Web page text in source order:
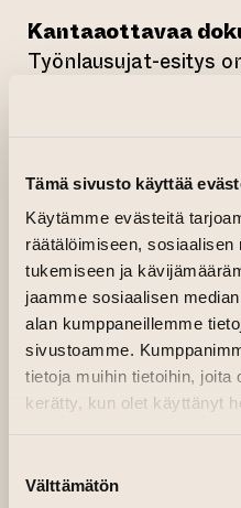
Tämä sivusto käyttää
Käytämme evästeitä
räätälöimiseen,
tukemiseen ja
jaamme sosiaalisen
alan kumppaneillemme
sivustoamme.
tietoja muihin tietoihin, joita
kerätty, kun olet käyttänyt
valinta
Välttämätön
Kantaaottavaa
Työnlausujat-esitys
eli se saa
lähdemateriaalista.
Esityksen
muun muassa Elli
muistelmateoksia,
Sinervon, Eino Leinon
runoja,
kappaleita, erilaisia
kuten myös eri uutis-
muutamia
lisäksi esiintyjien itse
Esityksen teksti on